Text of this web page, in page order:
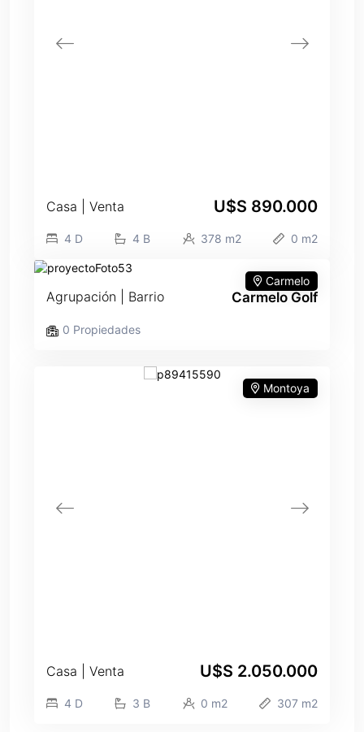
Casa | Venta U$S 890.000
4 D 4 B 378 m2 0 m2
Carmelo
Agrupación | Barrio Carmelo Golf
0 Propiedades
Montoya
Casa | Venta U$S 2.050.000
4 D 3 B 0 m2 307 m2